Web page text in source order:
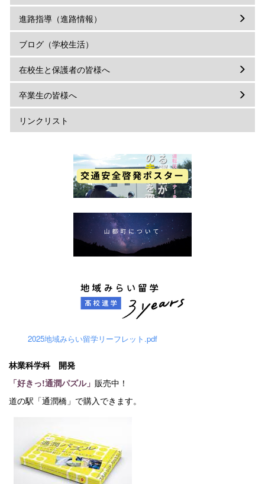
進路指導（進路情報）
ブログ（学校生活）
在校生と保護者の皆様へ
卒業生の皆様へ
リンクリスト
2025地域みらい留学リーフレット.pdf
林業科学科 開発
「好きっ!通潤パズル」 販売中！
道の駅「通潤橋」で購入できます。